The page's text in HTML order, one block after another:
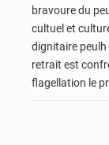
bravoure du
cultuel et
dignitaire peulh
retrait est
flagellation le